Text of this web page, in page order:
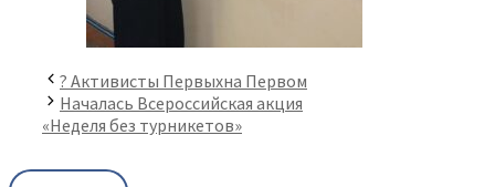
? Активисты Первыхна Первом
Началась Всероссийская акция
«Неделя без турникетов»